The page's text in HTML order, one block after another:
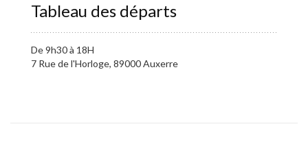
Tableau des départs
De 9h30 à 18H
7 Rue de l'Horloge, 89000 Auxerre